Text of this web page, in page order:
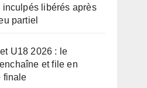
inculpés libérés après
partiel
U18 2026 : le
et file en
finale